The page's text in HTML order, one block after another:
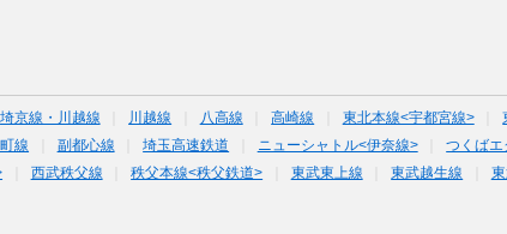
埼京線・川越線 川越線 八高線 高崎線 東北本線<宇都宮線>
線 副都心線 埼玉高速鉄道 ニューシャトル<伊奈線> つくばエ
西武秩父線 秩父本線<秩父鉄道> 東武東上線 東武越生線